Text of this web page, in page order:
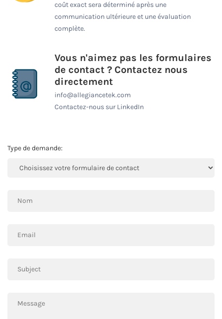
coût exact sera déterminé après une
communication ultérieure et une évaluation
complète.
Vous n'aimez pas les formulaires
de contact ? Contactez nous
directement
info@allegiancetek.com
Contactez-nous sur LinkedIn
Type de demande: